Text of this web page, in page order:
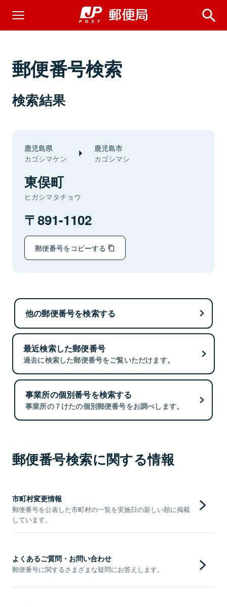
郵便番号検索
検索結果
鹿児島県
カゴシマケン
鹿児島市
カゴシマシ
東俣町
ヒガシマタチョウ
891-1102
郵便番号をコピーする
他の郵便番号を検索する
最近検索した郵便番号
過去に検索した郵便番号をご覧いただけます。
事業所の個別番号を検索する
事業所の７けたの個別郵便番号をお調べします。
郵便番号検索に関する情報
市町村変更情報
郵便番号を公表した市町村の一覧を実施日の新しい順に掲載
しています。
よくあるご質問・お問い合わせ
郵便番号に関するさまざまな疑問にお答えします。